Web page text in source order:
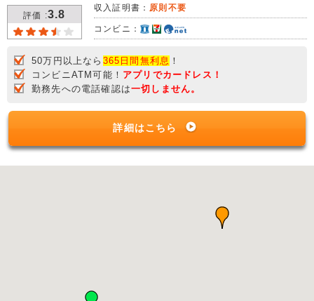
評価 :3.8
収入証明書： 原則不要
コンビニ：
50万円以上なら 365日間無利息 ！
コンビニATM可能！ アプリでカードレス！
勤務先への電話確認は一切しません。
詳細はこちら